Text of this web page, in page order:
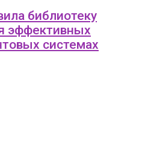
библиотеку
эффективных
системах